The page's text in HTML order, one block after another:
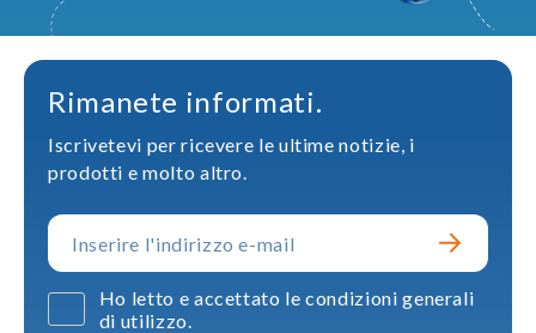
Rimanete informati.
Iscrivetevi per ricevere le ultime notizie, i
prodotti e molto altro.
Ho letto e accettato le condizioni generali
di utilizzo.